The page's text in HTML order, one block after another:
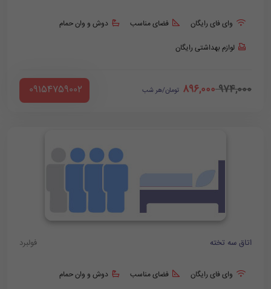
وای فای رایگان فضای مناسب دوش و وان حمام
لوازم بهداشتی رایگان
974,000
896,000 تومان/هر شب ‪ 09154759002
اتاق سه تخته فولبرد
وای فای رایگان فضای مناسب دوش و وان حمام